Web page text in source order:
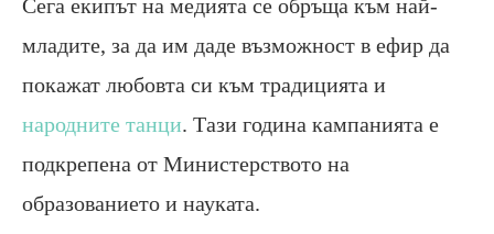
Сега екипът на медията се обръща към най-
младите, за да им даде възможност в ефир да
покажат любовта си към традицията и
народните танци. Тази година кампанията е
подкрепена от Министерството на
образованието и науката.